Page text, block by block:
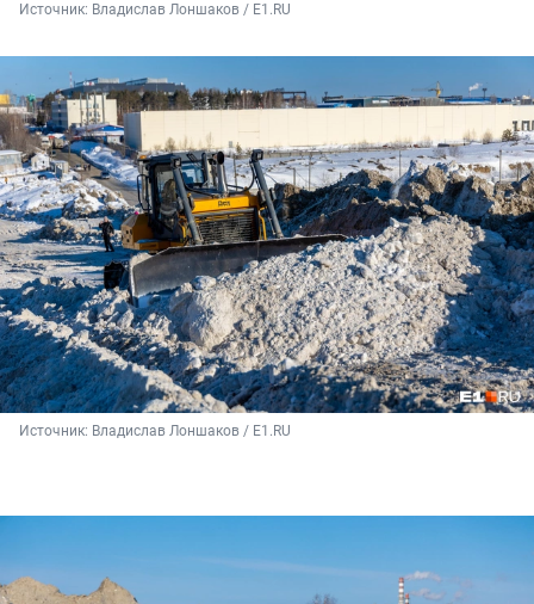
Источник: Владислав Лоншаков / E1.RU
Источник: Владислав Лоншаков / E1.RU